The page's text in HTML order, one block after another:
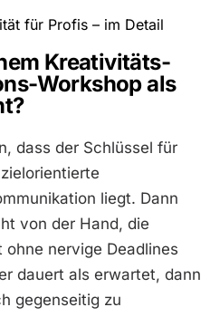
für Profis – im Detail
Kreativitäts-
Workshop als
dass der Schlüssel für
liegt. Dann
von der Hand, die
nervige Deadlines
dauert als erwartet, dann
gegenseitig zu